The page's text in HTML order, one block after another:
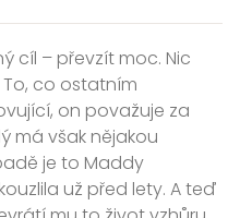
cíl – převzít moc. Nic
co ostatním
on považuje za
má však nějakou
je to Maddy
už před lety. A teď